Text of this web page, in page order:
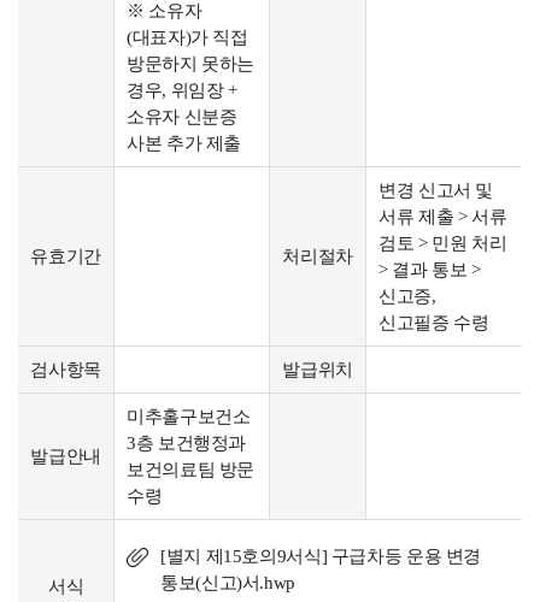
※ 소유자
(대표자)가 직접
방문하지 못하는
경우, 위임장 +
소유자 신분증
사본 추가 제출
유효기간 처리절차
변경 신고서 및
서류 제출 > 서류
검토 > 민원 처리
> 결과 통보 >
신고증,
신고필증 수령
검사항목 발급위치
발급안내
미추홀구보건소
3층 보건행정과
보건의료팀 방문
수령
서식
[별지 제15호의9서식] 구급차등 운용 변경
통보(신고)서.hwp